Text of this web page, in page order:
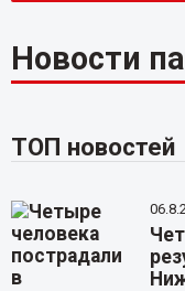
Новости
ТОП новостей